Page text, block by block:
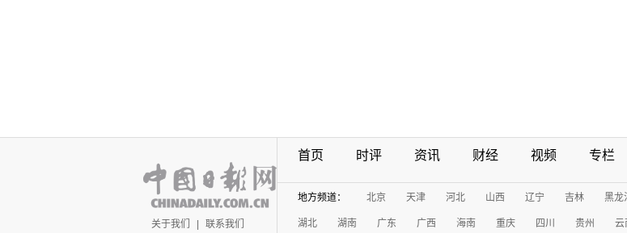
关于我们 联系我们
首页 时评 资讯 财经 视频 专栏
地方频道： 北京 天津 河北 山西 辽宁 吉林 黑龙
湖北 湖南 广东 广西 海南 重庆 四川 贵州 云